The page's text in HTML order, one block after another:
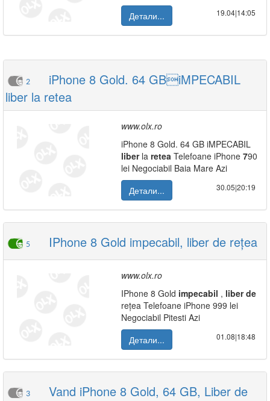
Детали...
19.04|14:05
2
iPhone 8 Gold. 64 GBiMPECABIL
liber la retea
www.olx.ro
iPhone 8 Gold. 64 GB iMPECABIL
liberla retea Telefoane iPhone 790
lei Negociabil Baia Mare Azi
Детали...
30.05|20:19
5 IPhone 8 Gold impecabil, liber de rețea
www.olx.ro
IPhone 8 Gold impecabil , liber de
rețea Telefoane iPhone 999 lei
Negociabil Pitesti Azi
Детали...
01.08|18:48
3
Vand iPhone 8 Gold, 64 GB, Liber de